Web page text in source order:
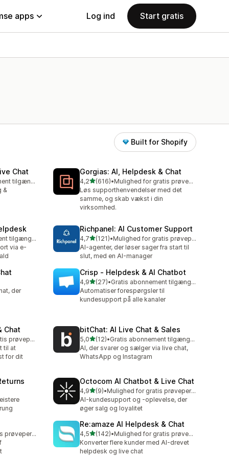
apps Log ind Start gratis
Built for Shopify
Chat
Gratis abonnement tilgængeligt
&
Gorgias: AI, Helpdesk & Chat
4,2ud af 5 stjerner
(616)
616 anmeldelser i alt
•
Mulighed for gratis prøveperiode
Løs supporthenvendelser med det
samme, og skab vækst i din
virksomhed.
Gratis abonnement tilgængeligt
via e-
Richpanel: AI Customer Support
4,7ud af 5 stjerner
(121)
121 anmeldelser i alt
•
Mulighed for gratis prøveperiode
AI-agenter, der løser sager fra start til
slut, med en AI-manager
der
Crisp ‑ Helpdesk & AI Chatbot
4,9ud af 5 stjerner
(27)
27 anmeldelser i alt
•
Gratis abonnement tilgængeligt
Automatiser forespørgsler til
kundesupport på alle kanaler
Chat
Mulighed for gratis prøveperiode
til at
for dit
bitChat: AI Live Chat & Sales
5,0ud af 5 stjerner
(12)
12 anmeldelser i alt
•
Gratis abonnement tilgængeligt
AI, der svarer og sælger via live chat,
WhatsApp og Instagram
Octocom AI Chatbot & Live Chat
4,9ud af 5 stjerner
(9)
9 anmeldelser i alt
•
Mulighed for gratis prøveperiode
AI-kundesupport og -oplevelse, der
øger salg og loyalitet
Mulighed for gratis prøveperiode
Re:amaze AI Helpdesk & Chat
4,5ud af 5 stjerner
(142)
142 anmeldelser i alt
•
Mulighed for gratis prøveperiode
Konverter flere kunder med AI-drevet
helpdesk og live chat